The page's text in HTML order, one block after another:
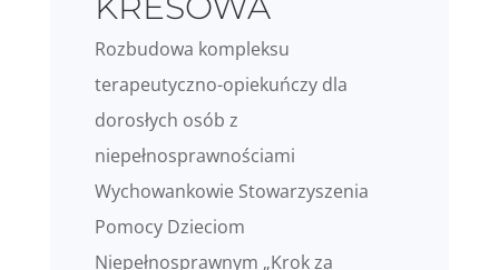
Rozbudowa kompleksu
terapeutyczno-opiekuńczy dla
dorosłych osób z
niepełnosprawnościami
Wychowankowie Stowarzyszenia
Pomocy Dzieciom
Niepełnosprawnym „Krok za